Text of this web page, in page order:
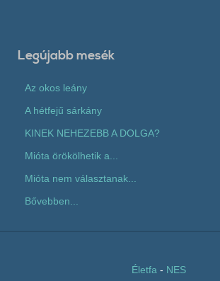
Legújabb mesék
Az okos leány
A hétfejű sárkány
KINEK NEHEZEBB A DOLGA?
Mióta örökölhetik a...
Mióta nem választanak...
Bővebben...
Életfa - NES